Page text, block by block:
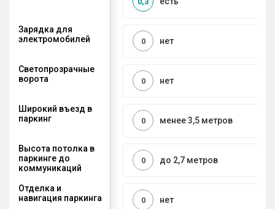
Зарядка для
электромобилей
нет
0
Светопрозрачные
ворота
нет
0
Широкий въезд в
паркинг
менее 3,5 метров
0
Высота потолка в
паркинге до
коммуникаций
до 2,7 метров
0
Отделка и
навигация паркинга
нет
0